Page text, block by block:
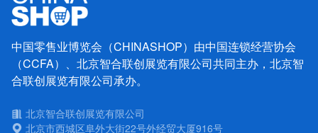
中国零售业博览会（CHINASHOP）由中国连锁经营协会
（CCFA）、北京智合联创展览有限公司共同主办，北京智
合联创展览有限公司承办。
北京智合联创展览有限公司
北京市西城区阜外大街22号外经贸大厦916号